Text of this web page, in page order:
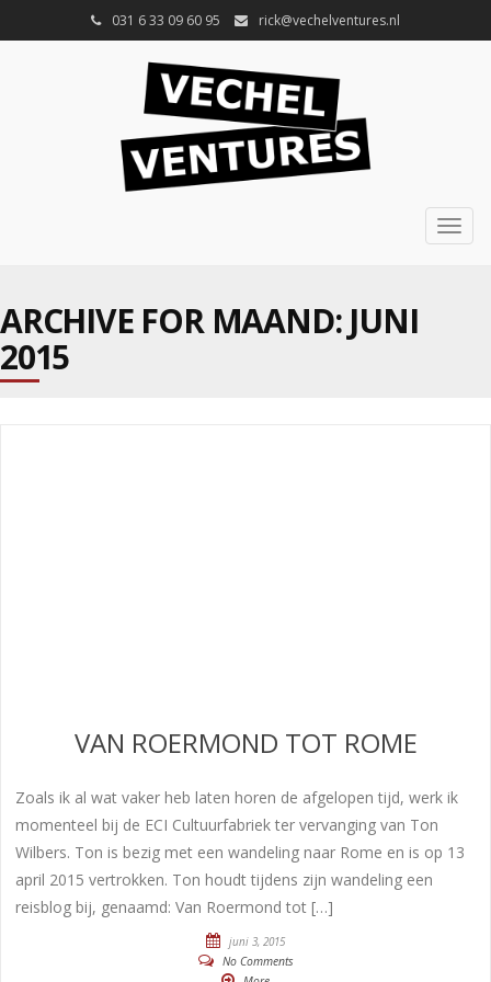
031 6 33 09 60 95 rick@vechelventures.nl
ARCHIVE FOR MAAND:JUNI
2015
VAN ROERMOND TOT ROME
Zoals ik al wat vaker heb laten horen de afgelopen tijd, werk ik
momenteel bij de ECI Cultuurfabriek ter vervanging van Ton
Wilbers. Ton is bezig met een wandeling naar Rome en is op 13
april 2015 vertrokken. Ton houdt tijdens zijn wandeling een
reisblog bij, genaamd: Van Roermond tot […]
juni 3, 2015
No Comments